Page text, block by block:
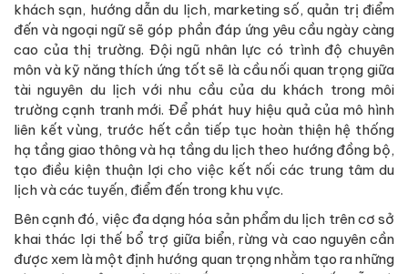
khách sạn, hướng dẫn du lịch, marketing số, quản trị điểm
đến và ngoại ngữ sẽ góp phần đáp ứng yêu cầu ngày càng
cao của thị trường. Đội ngũ nhân lực có trình độ chuyên
môn và kỹ năng thích ứng tốt sẽ là cầu nối quan trọng giữa
tài nguyên du lịch với nhu cầu của du khách trong môi
trường cạnh tranh mới. Để phát huy hiệu quả của mô hình
liên kết vùng, trước hết cần tiếp tục hoàn thiện hệ thống
hạ tầng giao thông và hạ tầng du lịch theo hướng đồng bộ,
tạo điều kiện thuận lợi cho việc kết nối các trung tâm du
lịch và các tuyến, điểm đến trong khu vực.
Bên cạnh đó, việc đa dạng hóa sản phẩm du lịch trên cơ sở
khai thác lợi thế bổ trợ giữa biển, rừng và cao nguyên cần
được xem là một định hướng quan trọng nhằm tạo ra những